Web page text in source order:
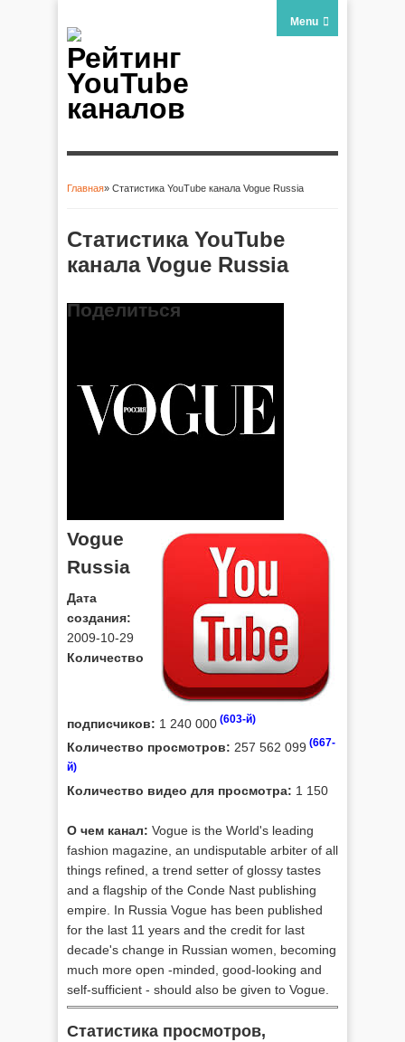
Рейтинг
YouTube
каналов
Menu
Главная» Статистика YouTube канала Vogue Russia
Статистика YouTube
канала Vogue Russia
Поделиться
Vogue
Russia
Дата
создания:
2009-10-29
Количество
подписчиков: 1 240 000 (603-й)
Количество просмотров: 257 562 099 (667-
й)
Количество видео для просмотра: 1 150
О чем канал: Vogue is the World's leading
fashion magazine, an undisputable arbiter of all
things refined, a trend setter of glossy tastes
and a flagship of the Conde Nast publishing
empire. In Russia Vogue has been published
for the last 11 years and the credit for last
decade's change in Russian women, becoming
much more open -minded, good-looking and
self-sufficient - should also be given to Vogue.
Статистика просмотров,